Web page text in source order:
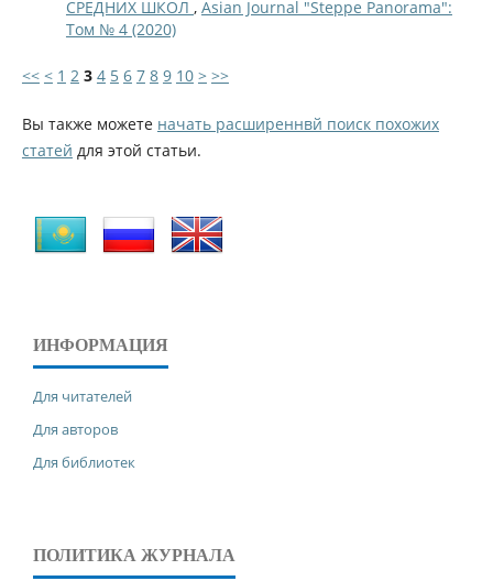
СРЕДНИХ ШКОЛ , Asian Journal "Steppe Panorama":
Том № 4 (2020)
<< < 1 2 3 4 5 6 7 8 9 10 > >>
Вы также можете начать расширеннвй поиск похожих
статей для этой статьи.
ИНФОРМАЦИЯ
Для читателей
Для авторов
Для библиотек
ПОЛИТИКА ЖУРНАЛА